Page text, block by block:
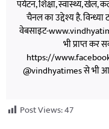
पर्यटन, शिक्षा, स्वास्थ्य, खेल,
चैनल का उद्देश्य है.
वेबसाइट-
भी प्राप्त
https://
@vindhyatimes से भी
Post Views:47